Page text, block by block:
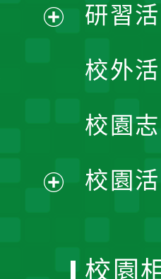
單
研習
校外
校園
校園
校園